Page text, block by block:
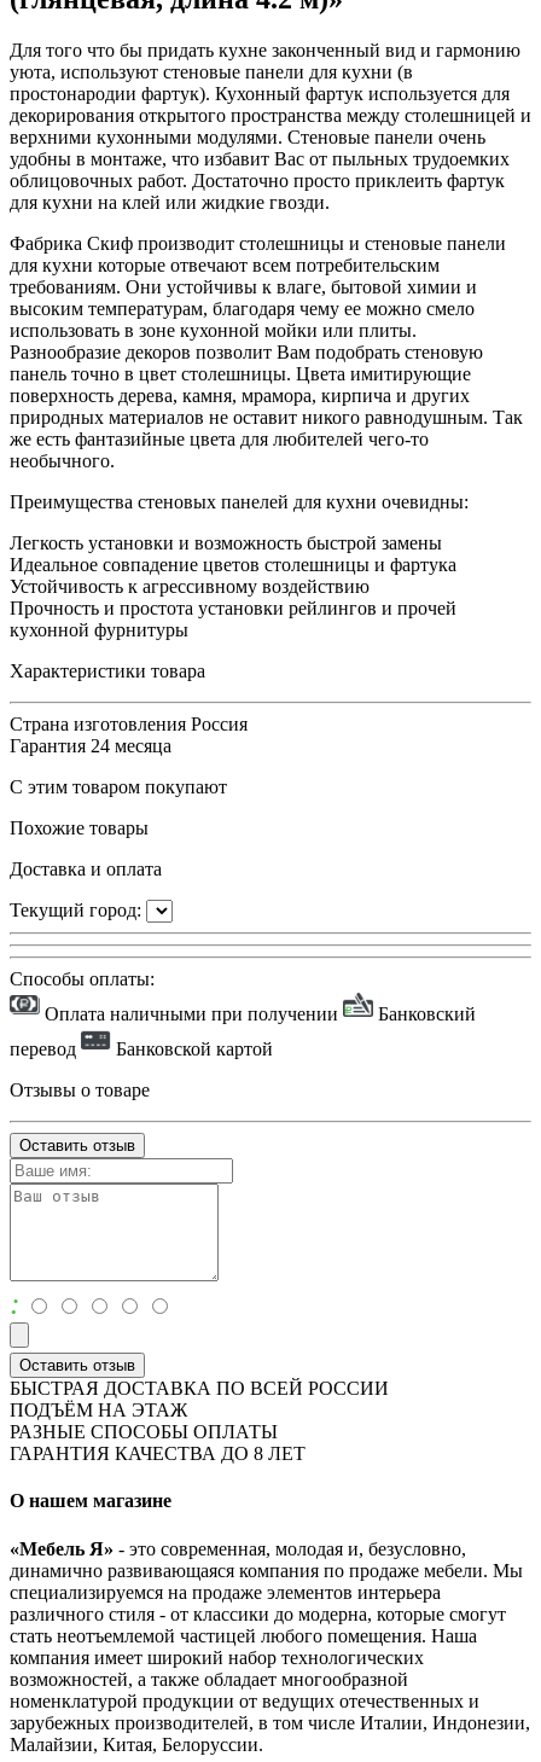
Для того что бы придать кухне законченный вид и гармонию
уюта, используют стеновые панели для кухни (в
простонародии фартук). Кухонный фартук используется для
декорирования открытого пространства между столешницей и
верхними кухонными модулями. Стеновые панели очень
удобны в монтаже, что избавит Вас от пыльных трудоемких
облицовочных работ. Достаточно просто приклеить фартук
для кухни на клей или жидкие гвозди.
Фабрика Скиф производит столешницы и стеновые панели
для кухни которые отвечают всем потребительским
требованиям. Они устойчивы к влаге, бытовой химии и
высоким температурам, благодаря чему ее можно смело
использовать в зоне кухонной мойки или плиты.
Разнообразие декоров позволит Вам подобрать стеновую
панель точно в цвет столешницы. Цвета имитирующие
поверхность дерева, камня, мрамора, кирпича и других
природных материалов не оставит никого равнодушным. Так
же есть фантазийные цвета для любителей чего-то
необычного.
Преимущества стеновых панелей для кухни очевидны:
Легкость установки и возможность быстрой замены
Идеальное совпадение цветов столешницы и фартука
Устойчивость к агрессивному воздействию
Прочность и простота установки рейлингов и прочей
кухонной фурнитуры
Характеристики товара
Страна изготовления Россия
Гарантия 24 месяца
С этим товаром покупают
Похожие товары
Доставка и оплата
Текущий город:
Способы оплаты:
Оплата наличными при получении
Банковский
перевод
Банковской картой
Отзывы о товаре
Оставить отзыв
:
Оставить отзыв
БЫСТРАЯ ДОСТАВКА ПО ВСЕЙ РОССИИ
ПОДЪЁМ НА ЭТАЖ
РАЗНЫЕ СПОСОБЫ ОПЛАТЫ
ГАРАНТИЯ КАЧЕСТВА ДО 8 ЛЕТ
О нашем магазине
«Мебель Я» - это современная, молодая и, безусловно,
динамично развивающаяся компания по продаже мебели. Мы
специализируемся на продаже элементов интерьера
различного стиля - от классики до модерна, которые смогут
стать неотъемлемой частицей любого помещения. Наша
компания имеет широкий набор технологических
возможностей, а также обладает многообразной
номенклатурой продукции от ведущих отечественных и
зарубежных производителей, в том числе Италии, Индонезии,
Малайзии, Китая, Белоруссии.